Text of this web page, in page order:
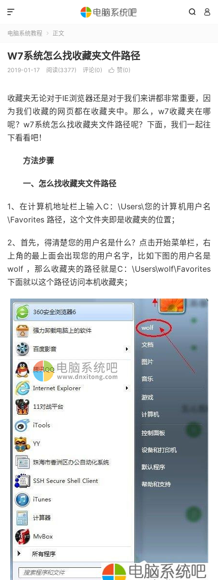
 

电脑系统教程  正文
W7系统怎么找收藏夹文件路径
2019-01-17 阅读(3377) 评论(0)  赞(0)
收藏夹无论对于IE浏览器还是对于我们来讲都非常重要，因
为我们收藏的网页都在收藏夹中。那么，w7收藏夹在哪
呢？w7系统怎么找收藏夹文件路径呢？下面，我们一起往
下看看吧！
方法步骤
一、怎么找收藏夹文件路径
1、在计算机地址栏上输入C：\Users\您的计算机用户名
\Favorites 路径，这个文件夹即是收藏夹的位置；
2、首先，得清楚您的用户名是什么？点击开始菜单栏，右
上角的最上面会出现您的用户名字，比如下图的用户名是
wolf ，那么收藏夹的路径就是C：\Users\wolf\Favorites
下面就以这个路径访问本机收藏夹；